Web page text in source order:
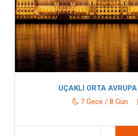
UÇAKLI ORTA
7 Gece / 8 Gün